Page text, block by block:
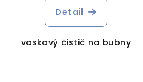
Detail
voskový čistič na bubny